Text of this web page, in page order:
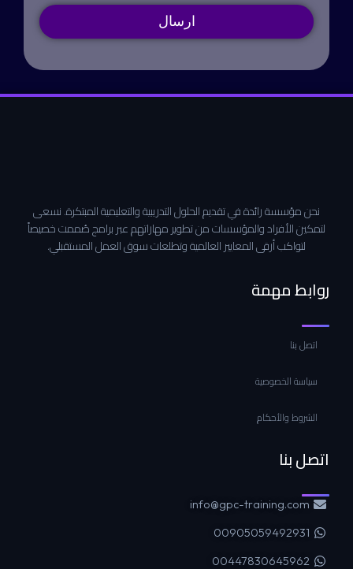
ارسال
نحن مؤسسة رائدة في تقديم الحلول التدريبية والتعليمية المبتكرة. نسعى
لتمكين الأفراد والمؤسسات من تطوير مهاراتهم عبر برامج صُممت خصيصاً
لتواكب أرقى المعايير العالمية وتطلعات سوق العمل المستقبلي.
روابط مهمة
اتصل بنا
سياسة الخصوصية
الشروط والأحكام
اتصل بنا
info@gpc-training.com
00905059492931
00447830645962